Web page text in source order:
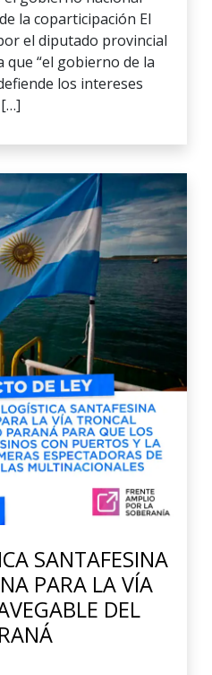
la coparticipación El
el diputado provincial
que “el gobierno de la
los intereses
SANTAFESINA
PARA LA VÍA
DEL